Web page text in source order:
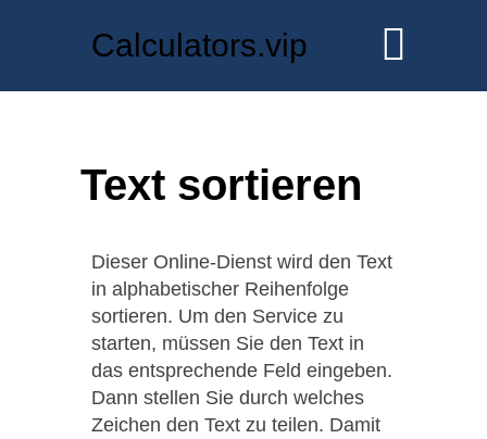
Calculators.vip
Text sortieren
Dieser Online-Dienst wird den Text
in alphabetischer Reihenfolge
sortieren. Um den Service zu
starten, müssen Sie den Text in
das entsprechende Feld eingeben.
Dann stellen Sie durch welches
Zeichen den Text zu teilen. Damit